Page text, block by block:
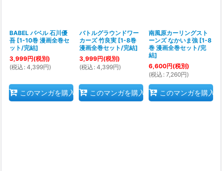
BABEL バベル 石川優
吾 [1-10巻 漫画全巻セ
ット/完結]
3,999円(税別)
(税込 : 4,399円)
このマンガを購入
バトルグラウンドワー
カーズ 竹良実 [1-8巻
漫画全巻セット/完結]
3,999円(税別)
(税込 : 4,399円)
このマンガを購入
南風原カーリングスト
ーンズ なかいま強 [1-8
巻 漫画全巻セット/完
結]
6,600円(税別)
(税込 : 7,260円)
このマンガを購入